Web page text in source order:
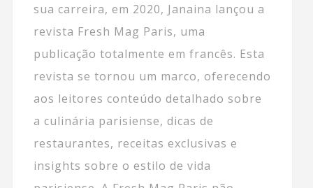
sua carreira, em 2020, Janaina lançou a
revista Fresh Mag Paris, uma
publicação totalmente em francês. Esta
revista se tornou um marco, oferecendo
aos leitores conteúdo detalhado sobre
a culinária parisiense, dicas de
restaurantes, receitas exclusivas e
insights sobre o estilo de vida